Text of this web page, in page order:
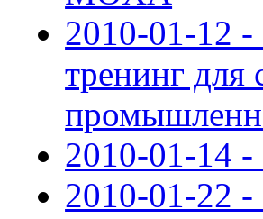
2010-01-12
тренинг для
2010-01-14
2010-01-22